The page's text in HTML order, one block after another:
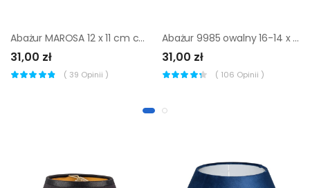
Abażur MAROSA 12 x 11 cm czarno-złoty ART ABAŻUR
31,00 zł
( 39 Opinii )
Abażur 9985 owalny 16-14 x 16 cm tkanina biały E27 TK LIGHTING
31,00 zł
( 106 Opinii )